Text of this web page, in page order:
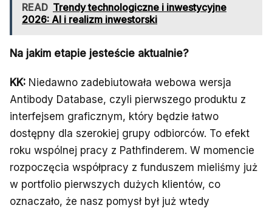
READ Trendy technologiczne i inwestycyjne
2026: AI i realizm inwestorski
Na jakim etapie jesteście aktualnie?
KK: Niedawno zadebiutowała webowa wersja
Antibody Database, czyli pierwszego produktu z
interfejsem graficznym, który będzie łatwo
dostępny dla szerokiej grupy odbiorców. To efekt
roku wspólnej pracy z Pathfinderem. W momencie
rozpoczęcia współpracy z funduszem mieliśmy już
w portfolio pierwszych dużych klientów, co
oznaczało, że nasz pomysł był już wtedy